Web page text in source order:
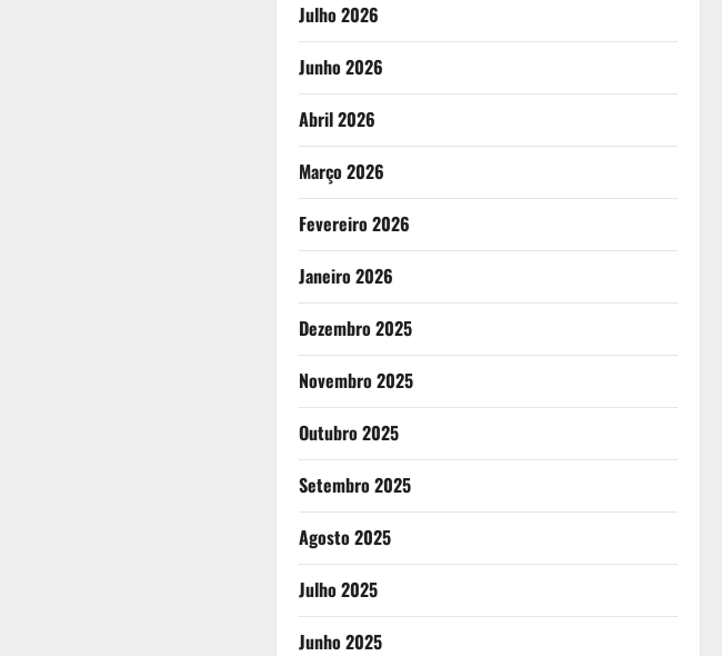
Julho 2026
Junho 2026
Abril 2026
Março 2026
Fevereiro 2026
Janeiro 2026
Dezembro 2025
Novembro 2025
Outubro 2025
Setembro 2025
Agosto 2025
Julho 2025
Junho 2025